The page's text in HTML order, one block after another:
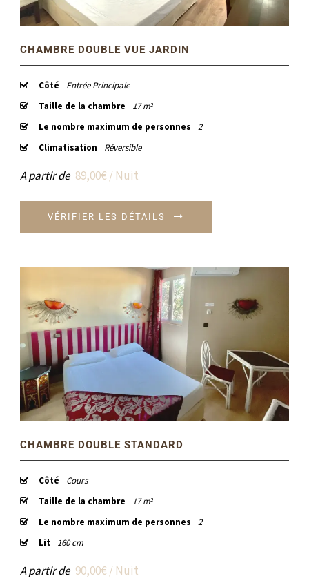
CHAMBRE DOUBLE VUE JARDIN
Côté
Entrée Principale
Taille de la chambre
17 m²
Le nombre maximum de personnes
2
Climatisation
Réversible
A partir de 89,00€ / Nuit
VÉRIFIER LES DÉTAILS
CHAMBRE DOUBLE STANDARD
Côté
Cours
Taille de la chambre
17 m²
Le nombre maximum de personnes
2
Lit
160 cm
A partir de 90,00€ / Nuit